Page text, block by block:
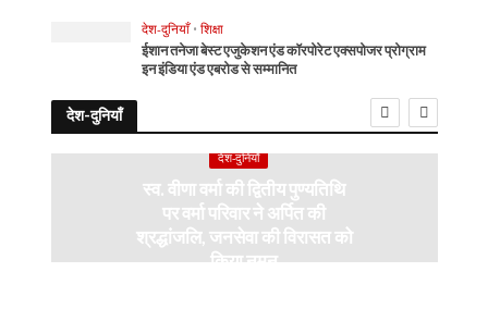
देश-दुनियाँ • शिक्षा
ईशान तनेजा बेस्ट एजुकेशन एंड कॉरपोरेट एक्सपोजर प्रोग्राम
इन इंडिया एंड एबरोड से सम्मानित
देश-दुनियाँ
देश-दुनियाँ
स्व. वीणा वर्मा की द्वितीय पुण्यतिथि
पर वर्मा परिवार ने अर्पित की
श्रद्धांजलि, जनसेवा की विरासत को
किया नमन